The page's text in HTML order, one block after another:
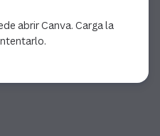
abrir Canva. Carga la